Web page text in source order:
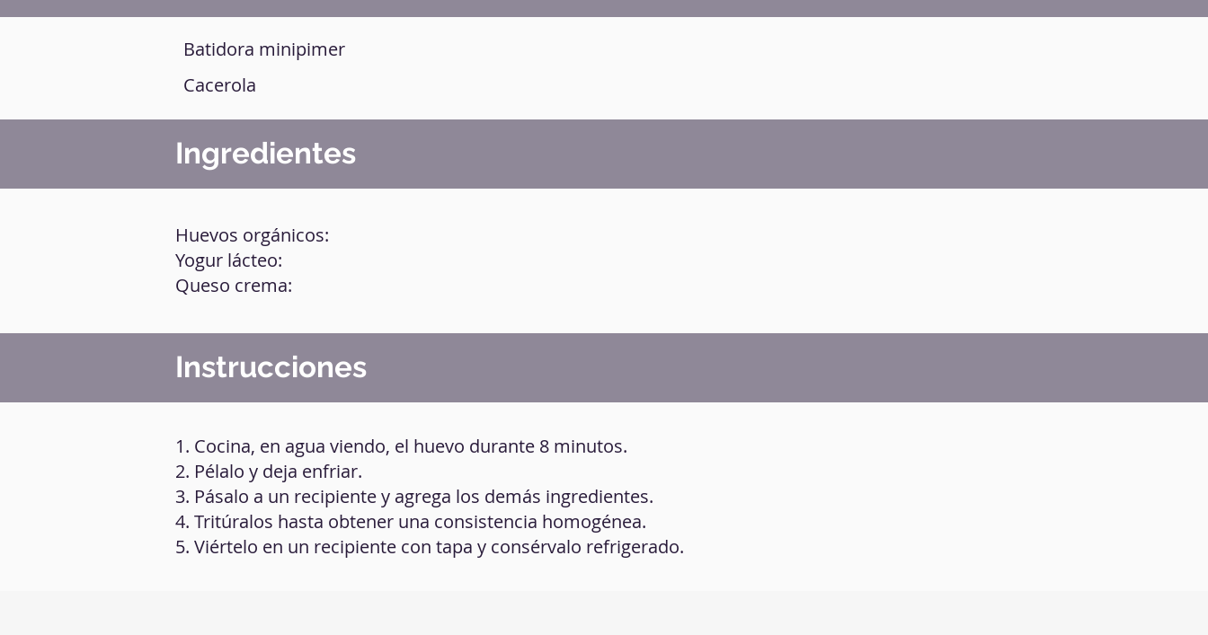
Batidora minipimer
Cacerola
Ingredientes
Huevos orgánicos:
Yogur lácteo:
Queso crema:
Instrucciones
1. Cocina, en agua viendo, el huevo durante 8 minutos.
2. Pélalo y deja enfriar.
3. Pásalo a un recipiente y agrega los demás ingredientes.
4. Tritúralos hasta obtener una consistencia homogénea.
5. Viértelo en un recipiente con tapa y consérvalo refrigerado.